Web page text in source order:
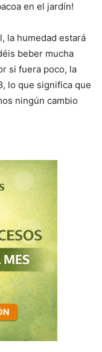
en el jardín!
la humedad estará
beber mucha
si fuera poco, la
lo que significa que
ningún cambio